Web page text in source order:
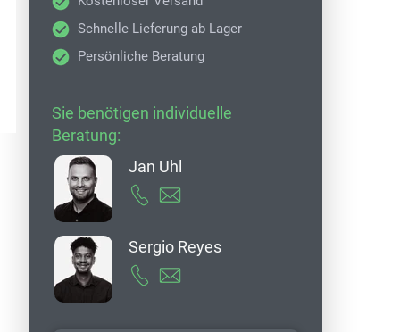
Schnelle Lieferung ab Lager
Persönliche Beratung
Sie benötigen individuelle
Beratung:
Jan Uhl
Sergio Reyes